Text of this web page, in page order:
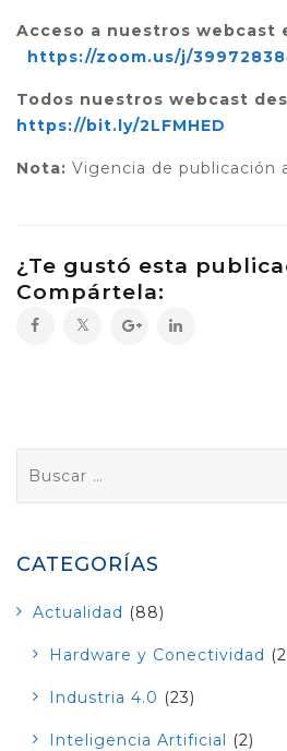
Acceso a nuestros webcast
https://zoom.us/j/
Todos nuestros webcast
https://bit.ly/2LFMHED
Nota: Vigencia de publicación
¿Te gustó esta
Compártela:
CATEGORÍAS
Actualidad (88)
Hardware y Conectividad
Industria 4.0 (23)
Inteligencia Artificial (2)